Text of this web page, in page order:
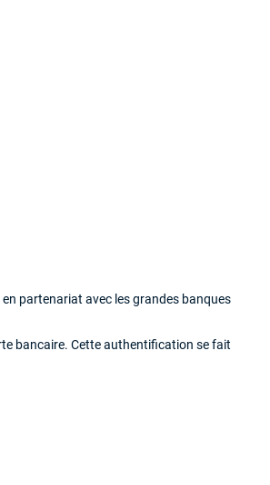
partenariat avec les grandes banques
bancaire. Cette authentification se fait